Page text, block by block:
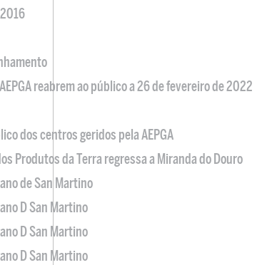
reabrem ao público a 26 de fevereiro de 2022
dos centros geridos pela AEPGA
Produtos da Terra regressa a Miranda do Douro
de San Martino
D San Martino
D San Martino
D San Martino